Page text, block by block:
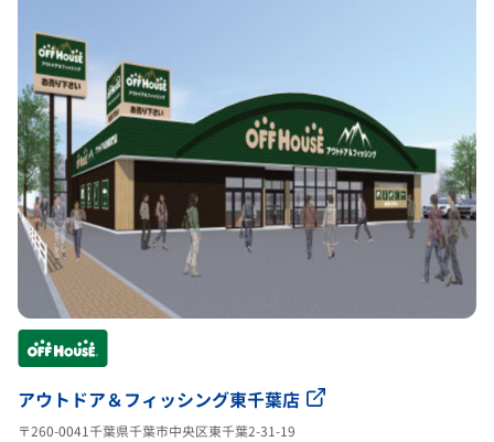
アウトドア＆フィッシング東千葉店
〒260-0041千葉県千葉市中央区東千葉2-31-19